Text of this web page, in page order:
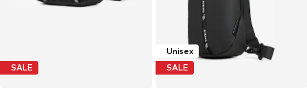
SALE
Unisex
SALE